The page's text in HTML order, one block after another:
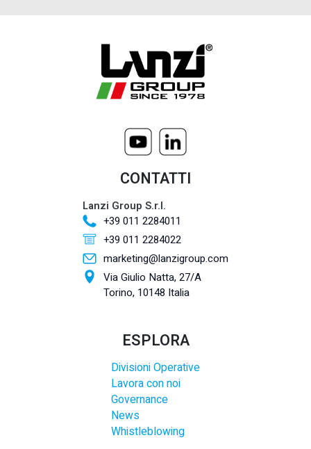
CONTATTI
Lanzi Group S.r.l.
+39 011 2284011
+39 011 2284022
marketing@lanzigroup.com
Via Giulio Natta, 27/A
Torino, 10148 Italia
ESPLORA
Divisioni Operative
Lavora con noi
Governance
News
Whistleblowing